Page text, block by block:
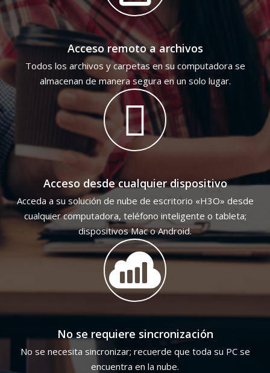
Acceso remoto a archivos
Todos los archivos y carpetas en su computadora se
almacenan de manera segura en un solo lugar.
Acceso desde cualquier dispositivo
Acceda a su solución de nube de escritorio «H3O» desde
cualquier computadora, teléfono inteligente o tableta;
dispositivos Mac o Android.
No se requiere sincronización
No se necesita sincronizar; recuerde que toda su PC se
encuentra en la nube.